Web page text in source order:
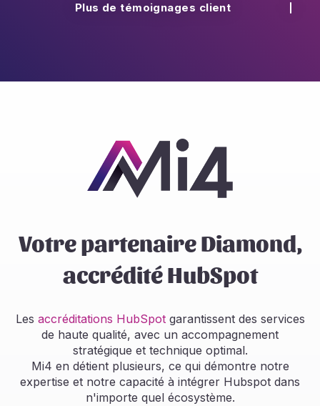
Plus de témoignages client
Votre partenaire Diamond,
accrédité HubSpot
Les accréditations HubSpot garantissent des services
de haute qualité, avec un accompagnement
stratégique et technique optimal.
Mi4 en détient plusieurs, ce qui démontre notre
expertise et notre capacité à intégrer Hubspot dans
n'importe quel écosystème.